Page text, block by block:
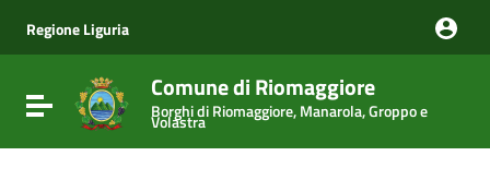
Vai al menu di navigazione
Vai al footer
Regione Liguria
Attiva / disattiva la navigazione
Comune di Riomaggiore
Borghi di Riomaggiore, Manarola, Groppo e
Volastra